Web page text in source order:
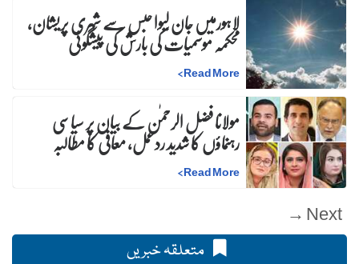
لاہورمیں جان لیوا حبس سے شہری پریشان،
محکمہ موسمیات کی بارش کی پیشگوئی
Read More
>
مولانا فضل الرحمٰن کے بیان پر سیاسی
رہنماؤں کا شدید ردعمل، معافی کا مطالبہ
Read More
>
Next →
متعلقہ خبریں